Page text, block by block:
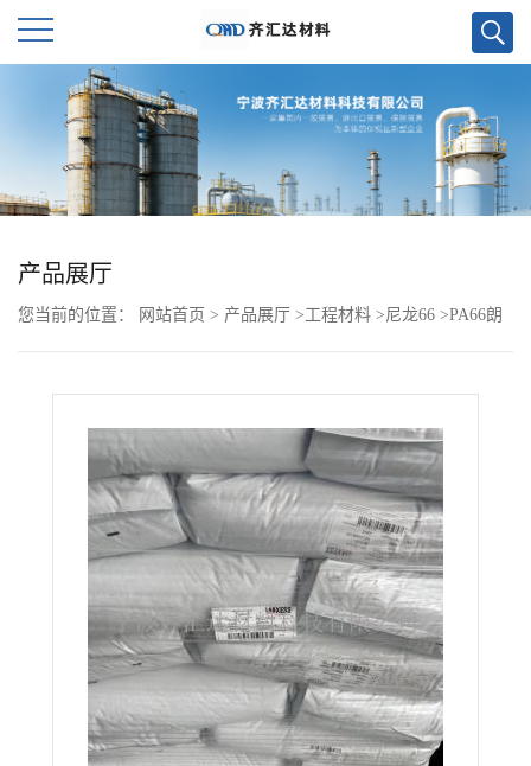
首
页
公
产品展厅
您当前的位置： 网站首页 > 产品展厅 >工程材料 >尼龙66 >PA66朗